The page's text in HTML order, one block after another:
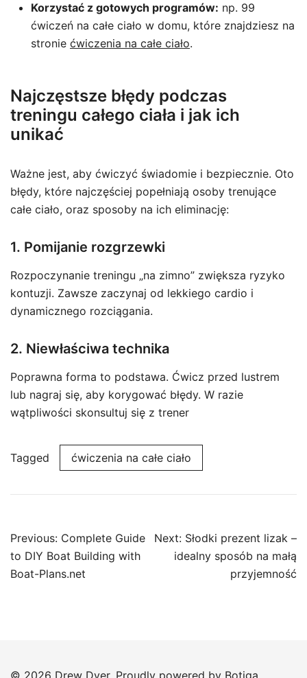
Korzystać z gotowych programów: np. 99
ćwiczeń na całe ciało w domu, które znajdziesz na
stronie ćwiczenia na całe ciało.
Najczęstsze błędy podczas
treningu całego ciała i jak ich
unikać
Ważne jest, aby ćwiczyć świadomie i bezpiecznie. Oto
błędy, które najczęściej popełniają osoby trenujące
całe ciało, oraz sposoby na ich eliminację:
1. Pomijanie rozgrzewki
Rozpoczynanie treningu „na zimno” zwiększa ryzyko
kontuzji. Zawsze zaczynaj od lekkiego cardio i
dynamicznego rozciągania.
2. Niewłaściwa technika
Poprawna forma to podstawa. Ćwicz przed lustrem
lub nagraj się, aby korygować błędy. W razie
wątpliwości skonsultuj się z trener
Tagged ćwiczenia na całe ciało
Post
navigation
Previous: Complete Guide
to DIY Boat Building with
Boat-Plans.net
Next: Słodki prezent lizak –
idealny sposób na małą
przyjemność
© 2026 Drew Dyer. Proudly powered by Botiga